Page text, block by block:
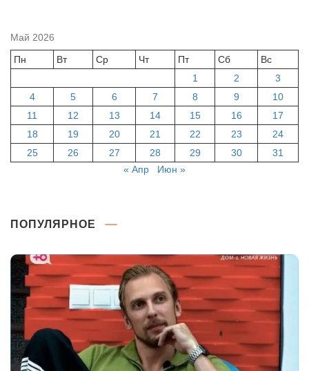
Май 2026
Пн
Вт Ср Чт Пт Сб
Вс
1
2
3
4
5 6 7 8 9
10
11
12 13 14 15 16
17
18
19 20 21 22 23
24
25
26 27 28 29 30
31
« Апр
Июн »
ПОПУЛЯРНОЕ